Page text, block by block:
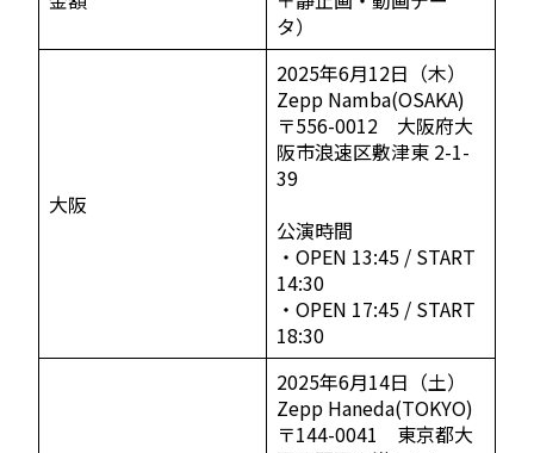
タ）
大阪
2025年6月12日（木）
Zepp Namba(OSAKA)
〒556-0012 大阪府大
阪市浪速区敷津東 2-1-
39
公演時間
・OPEN 13:45 / START
14:30
・OPEN 17:45 / START
18:30
2025年6月14日（土）
Zepp Haneda(TOKYO)
〒144-0041 東京都大